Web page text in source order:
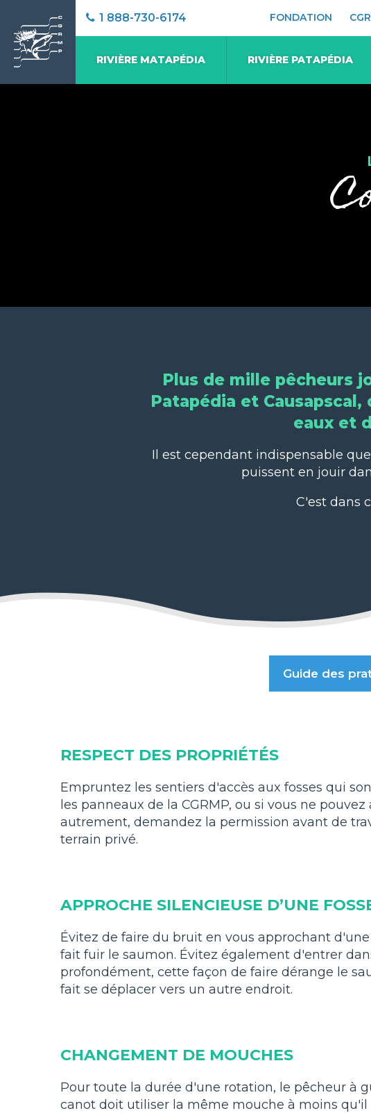
1 888-730-6174 FONDATION
RIVIÈRE MATAPÉDIA RIVIÈRE PATAPÉDIA
Plus de mille pêcheurs
Patapédia et
eaux et
Il est cependant indispensable
puissent en jouir
C'est dans
Guide des
RESPECT DES PROPRIÉTÉS
Empruntez les sentiers d'accès aux fosses qui
les panneaux de la CGRMP, ou si vous ne pouvez
autrement, demandez la permission avant de
terrain privé.
APPROCHE SILENCIEUSE D’UNE
Évitez de faire du bruit en vous approchant d'une
fait fuir le saumon. Évitez également d'entrer
profondément, cette façon de faire dérange le
fait se déplacer vers un autre endroit.
CHANGEMENT DE MOUCHES
Pour toute la durée d'une rotation, le pêcheur à
canot doit utiliser la même mouche à moins qu'il